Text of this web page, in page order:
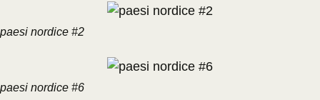
paesi nordice #2
paesi nordice #6